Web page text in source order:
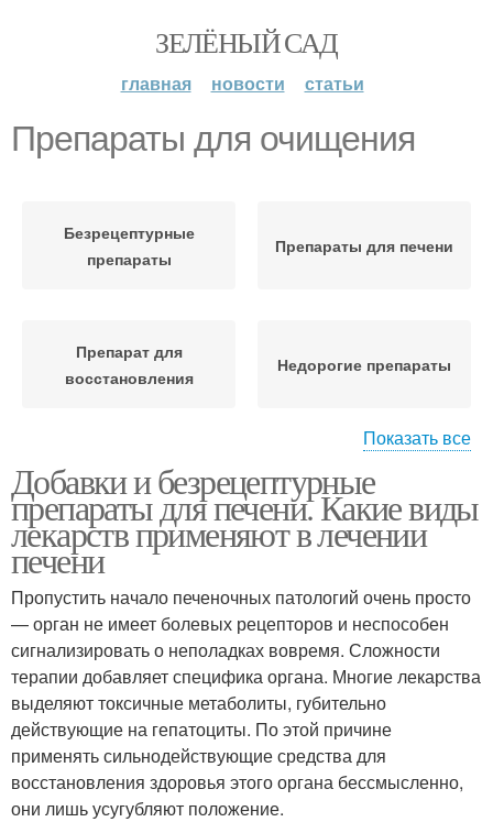
ЗЕЛЁНЫЙ САД
главная новости статьи
Препараты для очищения
Безрецептурные
препараты
Препараты для печени
Препарат для
восстановления
Недорогие препараты
Желчегонные
препараты
восстановления
Препараты для очистки
Показать все
Добавки и безрецептурные
препараты для печени. Какие виды
лекарств применяют в лечении
печени
Пропустить начало печеночных патологий очень просто
— орган не имеет болевых рецепторов и неспособен
сигнализировать о неполадках вовремя. Сложности
терапии добавляет специфика органа. Многие лекарства
выделяют токсичные метаболиты, губительно
действующие на гепатоциты. По этой причине
применять сильнодействующие средства для
восстановления здоровья этого органа бессмысленно,
они лишь усугубляют положение.